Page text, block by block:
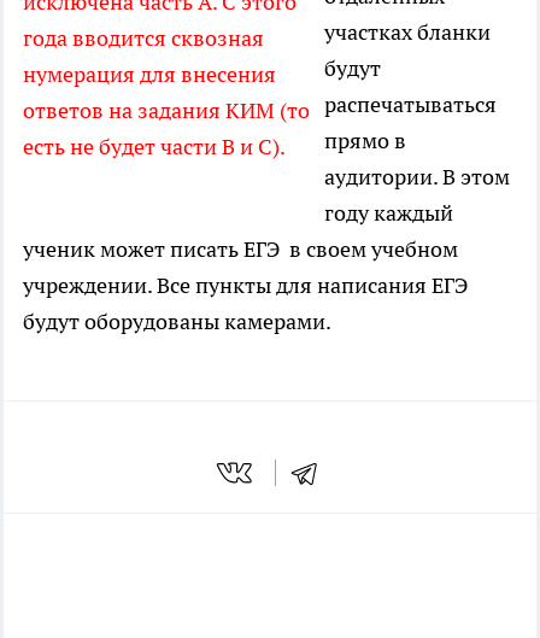
года вводится сквозная
нумерация для внесения
ответов на задания КИМ (то
есть не будет части В и С).
участках бланки
будут
распечатываться
прямо в
аудитории. В этом
году каждый
ученик может писать ЕГЭ в своем учебном
учреждении. Все пункты для написания ЕГЭ
будут оборудованы камерами.